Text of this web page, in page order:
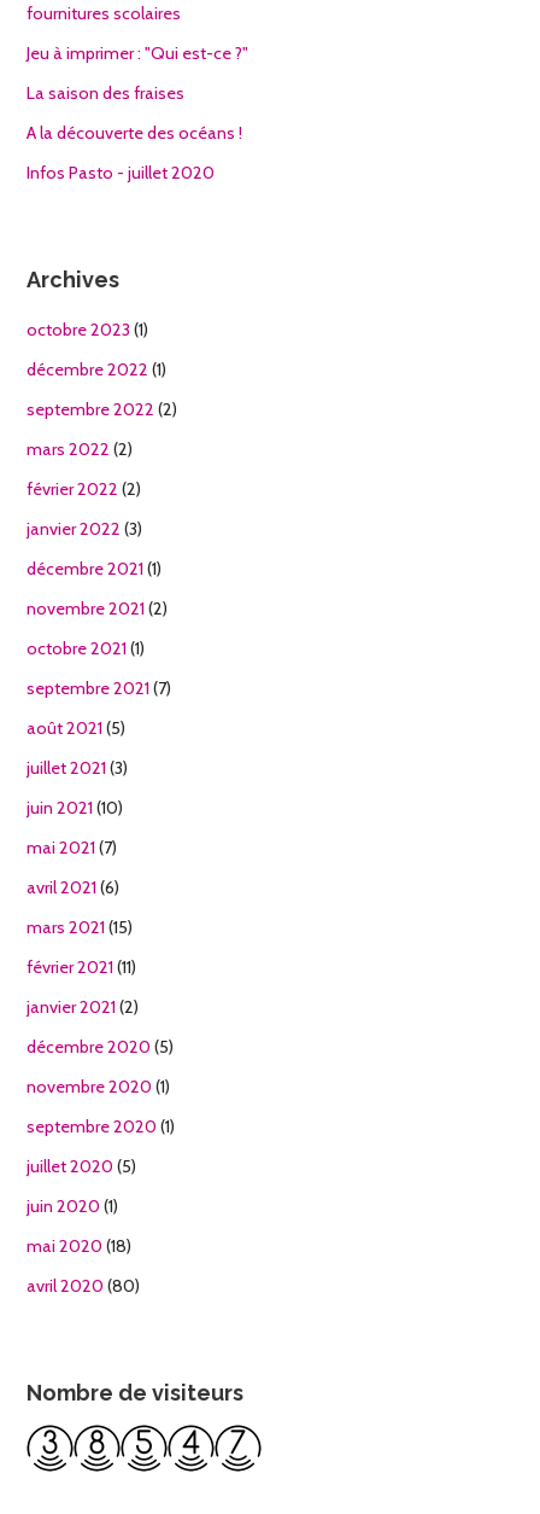
fournitures scolaires
Jeu à imprimer : "Qui est-ce ?"
La saison des fraises
A la découverte des océans !
Infos Pasto - juillet 2020
Archives
octobre 2023 (1)
décembre 2022 (1)
septembre 2022 (2)
mars 2022 (2)
février 2022 (2)
janvier 2022 (3)
décembre 2021 (1)
novembre 2021 (2)
octobre 2021 (1)
septembre 2021 (7)
août 2021 (5)
juillet 2021 (3)
juin 2021 (10)
mai 2021 (7)
avril 2021 (6)
mars 2021 (15)
février 2021 (11)
janvier 2021 (2)
décembre 2020 (5)
novembre 2020 (1)
septembre 2020 (1)
juillet 2020 (5)
juin 2020 (1)
mai 2020 (18)
avril 2020 (80)
Nombre de visiteurs